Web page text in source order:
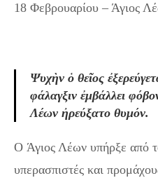
18 Φεβρουαρίου – Άγιος
Ψυχὴν ὁ θεῖος
φάλαγξιν ἐμβάλλει
Λέων ἠρεύξατο θυμόν.
O Άγιος Λέων υπήρξε από
υπερασπιστές και